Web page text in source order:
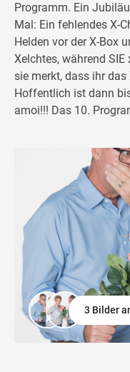
Programm. Ein
Mal: Ein fehlendes X-
Helden vor der X-Box
Xelchtes, während
sie merkt, dass ihr
Hoffentlich ist dann
amoi!!! Das 10.
3 Bilder